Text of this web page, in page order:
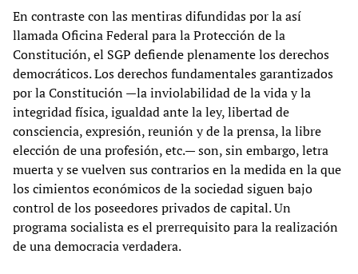
En contraste con las mentiras difundidas por la así
llamada Oficina Federal para la Protección de la
Constitución, el SGP defiende plenamente los derechos
democráticos. Los derechos fundamentales garantizados
por la Constitución —la inviolabilidad de la vida y la
integridad física, igualdad ante la ley, libertad de
consciencia, expresión, reunión y de la prensa, la libre
elección de una profesión, etc.— son, sin embargo, letra
muerta y se vuelven sus contrarios en la medida en la que
los cimientos económicos de la sociedad siguen bajo
control de los poseedores privados de capital. Un
programa socialista es el prerrequisito para la realización
de una democracia verdadera.